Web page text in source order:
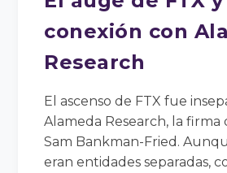
conexión con
Research
El ascenso de FTX fue
Alameda Research, la firma
Sam Bankman-Fried.
eran entidades separadas,